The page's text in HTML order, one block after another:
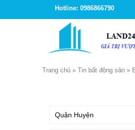
Hotline: 0986866790
Trang chủ » Tin bất động sản »